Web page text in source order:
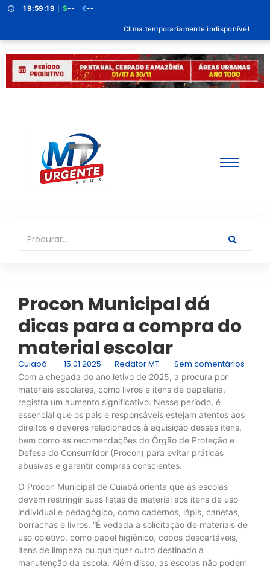
19:59:20 $-- €--
Clima temporariamente indisponível
Procon Municipal dá
dicas para a compra do
material escolar
Cuiabá - 15.01.2025 - Redator MT - Sem comentários
Com a chegada do ano letivo de 2025, a procura por
materiais escolares, como livros e itens de papelaria,
registra um aumento significativo. Nesse período, é
essencial que os pais e responsáveis estejam atentos aos
direitos e deveres relacionados à aquisição desses itens,
bem como às recomendações do Órgão de Proteção e
Defesa do Consumidor (Procon) para evitar práticas
abusivas e garantir compras conscientes.
O Procon Municipal de Cuiabá orienta que as escolas
devem restringir suas listas de material aos itens de uso
individual e pedagógico, como cadernos, lápis, canetas,
borrachas e livros. “É vedada a solicitação de materiais de
uso coletivo, como papel higiênico, copos descartáveis,
itens de limpeza ou qualquer outro destinado à
manutenção da escola. Além disso, as escolas não podem